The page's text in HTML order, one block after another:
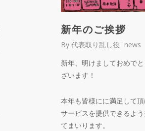
新年のご挨拶
By 代表取り乱し役 news
新年、明けましておめで
ざいます！
本年も皆様にに満足して頂
サービスを提供できるよ
てまいります。